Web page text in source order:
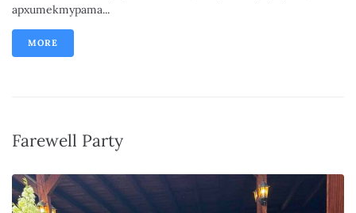
архитектурата...
MORE
Farewell Party